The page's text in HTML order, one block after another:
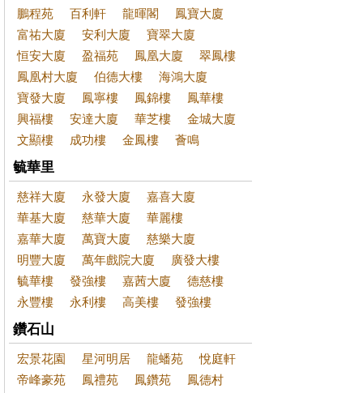
鵬程苑
百利軒 龍暉閣
鳳寶大廈
富祐大廈
安利大廈
寶翠大廈
恒安大廈
盈福苑 鳳凰大廈
翠鳳樓
鳳凰村大廈
伯德大樓
海鴻大廈
寶發大廈
鳳寧樓 鳳錦樓
鳳華樓
興福樓
安達大廈 華芝樓
金城大廈
文顯樓
成功樓 金鳳樓 薈鳴
毓華里
慈祥大廈 永發大廈
嘉喜大廈
華基大廈
慈華大廈
華麗樓
嘉華大廈
萬寶大廈
慈樂大廈
明豐大廈
萬年戲院大廈
廣發大樓
毓華樓
發強樓 嘉茜大廈
德慈樓
永豐樓
永利樓 高美樓 發強樓
鑽石山
宏景花園 星河明居 龍蟠苑
悅庭軒
帝峰豪苑
鳳禮苑 鳳鑽苑
鳳德村